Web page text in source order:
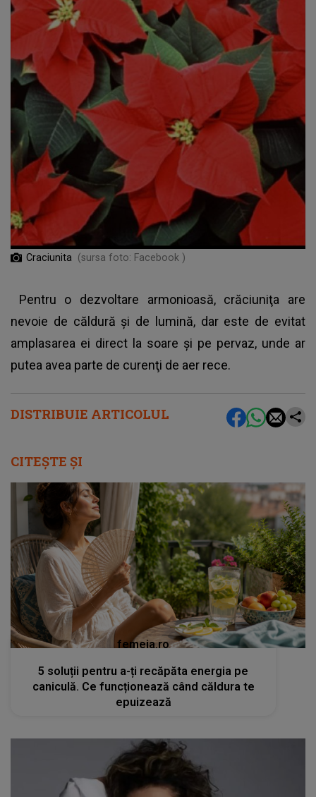
DISTRIBUIE ARTICOLUL
Craciunita (sursa foto: Facebook )
Pentru o dezvoltare armonioasă, crăciuniţa are
nevoie de căldură şi de lumină, dar este de evitat
amplasarea ei direct la soare şi pe pervaz, unde ar
putea avea parte de curenţi de aer rece.
CITEȘTE ȘI
femeia.ro
5 soluții pentru a-ți recăpăta energia pe
caniculă. Ce funcționează când căldura te
epuizează